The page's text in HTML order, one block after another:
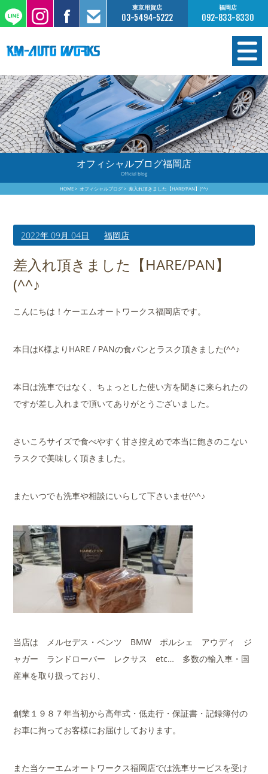
東京用賀店
03-5494-5222
福岡店
092-833-8330
在庫情報
オーダー販売
工場サービス
保証について
買取査定のご案内
店舗案内
オフィシャルブログ福岡店
Official blog
HOME オフィシャルブログ 差入れ頂きました【HARE/PAN】(^^♪
2022年 09月 04日 福岡店
差入れ頂きました【HARE/PAN】
(^^♪
こんにちは！ケーエムオートワークス福岡店です。
本日はK様よりHARE / PANの食パンとラスク頂きました(^^♪
本日は洗車ではなく、ちょっとした使い方を聞きに来られたの
ですが差し入れまで頂いてありがとうございました。
さいころサイズで食べやすく甘さ控えめで本当に飽きのこない
ラスクで美味しく頂きました。
またいつでも洗車や相談にいらして下さいませ(^^♪
当店は メルセデス・ベンツ BMW ポルシェ アウディ ジ
ャガー ランドローバー レクサス etc… 多数の輸入車・国
産車を取り扱っており、
創業１９８７年当初から高年式・低走行・保証書・記録簿付の
お車に拘ってお客様にお届けしております。
また当ケーエムオートワークス福岡店では洗車サービスを受け